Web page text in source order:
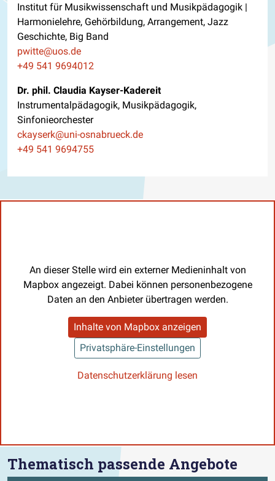
Institut für Musikwissenschaft und Musikpädagogik |
Harmonielehre, Gehörbildung, Arrangement, Jazz
Geschichte, Big Band
E-Mail
pwitte@uos.de
Telefon
+49 541 9694012
Dr. phil. Claudia Kayser-Kadereit
Instrumentalpädagogik, Musikpädagogik,
Sinfonieorchester
E-Mail
ckayserk@uni-osnabrueck.de
Telefon
+49 541 9694755
An dieser Stelle wird ein externer Medieninhalt von
Mapbox angezeigt. Dabei können personenbezogene
Daten an den Anbieter übertragen werden.
Inhalte von Mapbox anzeigen
Privatsphäre-Einstellungen
Datenschutzerklärung lesen
Thematisch passende Angebote